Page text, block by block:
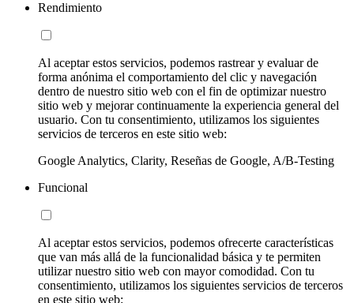
Rendimiento
Al aceptar estos servicios, podemos rastrear y evaluar de
forma anónima el comportamiento del clic y navegación
dentro de nuestro sitio web con el fin de optimizar nuestro
sitio web y mejorar continuamente la experiencia general del
usuario. Con tu consentimiento, utilizamos los siguientes
servicios de terceros en este sitio web:
Google Analytics, Clarity, Reseñas de Google, A/B-Testing
Funcional
Al aceptar estos servicios, podemos ofrecerte características
que van más allá de la funcionalidad básica y te permiten
utilizar nuestro sitio web con mayor comodidad. Con tu
consentimiento, utilizamos los siguientes servicios de terceros
en este sitio web: